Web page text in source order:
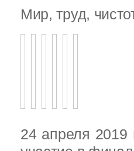
Мир, труд,
24 апреля